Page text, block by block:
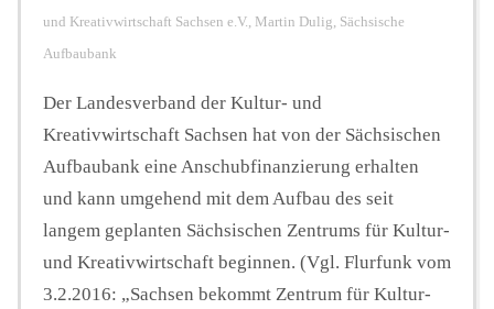
und Kreativwirtschaft Sachsen e.V., Martin Dulig, Sächsische
Aufbaubank
Der Landesverband der Kultur- und
Kreativwirtschaft Sachsen hat von der Sächsischen
Aufbaubank eine Anschubfinanzierung erhalten
und kann umgehend mit dem Aufbau des seit
langem geplanten Sächsischen Zentrums für Kultur-
und Kreativwirtschaft beginnen. (Vgl. Flurfunk vom
3.2.2016: „Sachsen bekommt Zentrum für Kultur-